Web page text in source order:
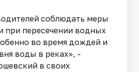
соблюдать меры
при пересечении водных
во время дождей и
воды в реках», -
в своих